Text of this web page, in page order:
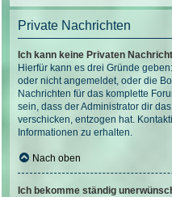
Private Nachrichten
Ich kann keine Privaten
Hierfür kann es drei Gründe
oder nicht angemeldet, oder die
Nachrichten für das komplette
sein, dass der Administrator dir
verschicken, entzogen hat.
Informationen zu erhalten.
Nach oben
Ich bekomme ständig